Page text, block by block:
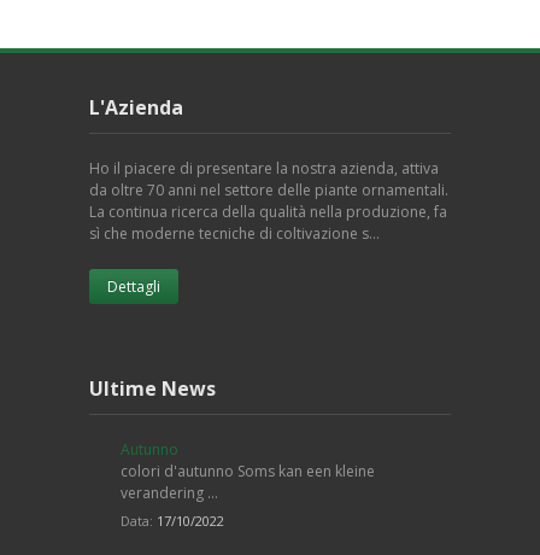
L'Azienda
Ho il piacere di presentare la nostra azienda, attiva
da oltre 70 anni nel settore delle piante ornamentali.
La continua ricerca della qualità nella produzione, fa
sì che moderne tecniche di coltivazione s…
Dettagli
Ultime News
Autunno
colori d'autunno Soms kan een kleine
verandering …
Data: 17/10/2022